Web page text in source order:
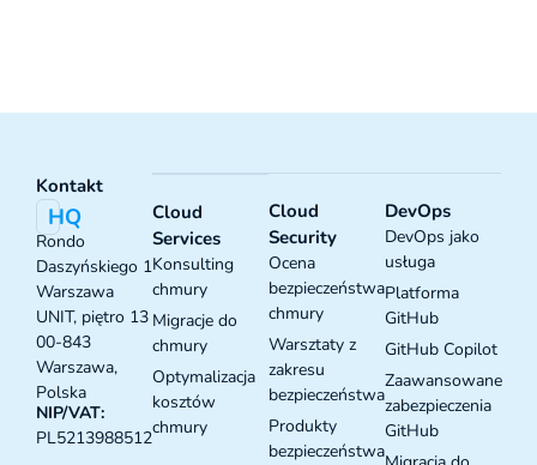
Kontakt
HQ
Rondo
Daszyńskiego 1
Warszawa
UNIT, piętro 13
00-843
Warszawa,
Polska
NIP/VAT:
PL5213988512
Cloud
Services
Konsulting
chmury
Migracje do
chmury
Optymalizacja
kosztów
chmury
Cloud
Security
Ocena
bezpieczeństwa
chmury
Warsztaty z
zakresu
bezpieczeństwa
Produkty
bezpieczeństwa
DevOps
DevOps jako
usługa
Platforma
GitHub
GitHub Copilot
Zaawansowane
zabezpieczenia
GitHub